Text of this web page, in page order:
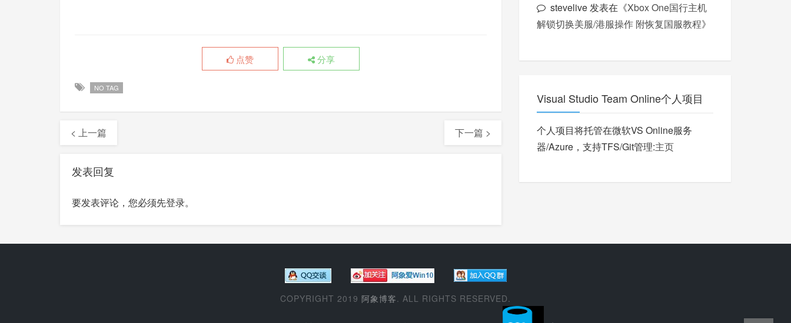
点赞 分享
NO TAG
< 上一篇 下一篇 >
发表回复
要发表评论，您必须先登录。
stevelive发表在《Xbox One国行主机
解锁切换美服/港服操作 附恢复国服教程》
Visual Studio Team Online个人项目
个人项目将托管在微软VS Online服务
器/Azure，支持TFS/Git管理:主页
COPYRIGHT 2019 阿象博客 . ALL RIGHTS RESERVED.